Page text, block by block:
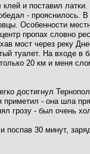
и поставил
- прояснилось.
Особенности
пропах словно
мост через реку
туалет. На входе в
20 км и меня
достигнул
приметил - она шла
грозу - был очень
30 минут,